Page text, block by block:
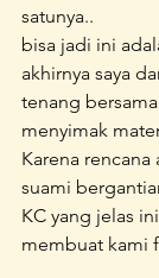
satunya..
bisa jadi ini
akhirnya saya
tenang
menyimak
Karena rencana
suami
KC yang jelas
membuat kami